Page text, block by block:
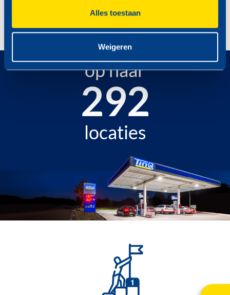
Alles toestaan
Weigeren
op naar
342
locaties